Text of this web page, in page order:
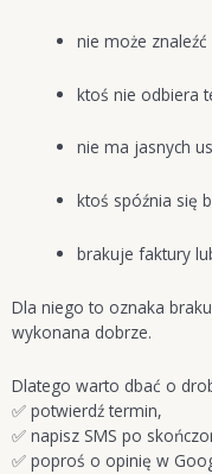
nie może
ktoś nie odbiera
nie ma jasnych
ktoś spóźnia się
brakuje faktury
Dla niego to oznaka
wykonana dobrze.
Dlatego warto dbać o
✅ potwierdź termin,
✅ napisz SMS po
✅ poproś o opinię w